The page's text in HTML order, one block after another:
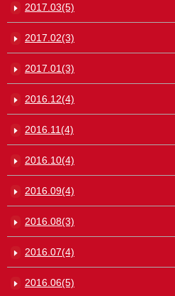
2017.03(5)
2017.02(3)
2017.01(3)
2016.12(4)
2016.11(4)
2016.10(4)
2016.09(4)
2016.08(3)
2016.07(4)
2016.06(5)